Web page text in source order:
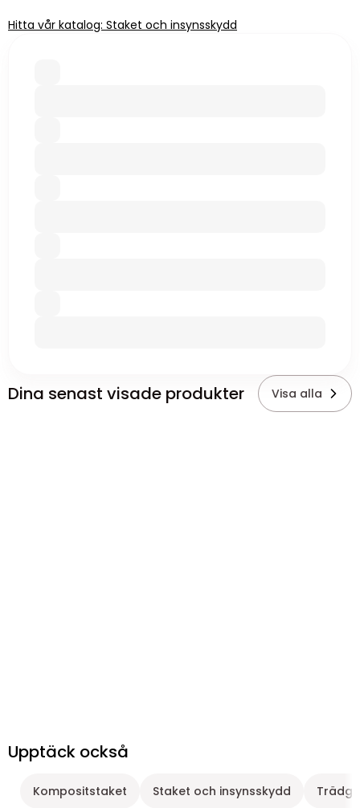
Hitta vår katalog: Staket och insynsskydd
Dina senast visade produkter Visa alla
Upptäck också
Kompositstaket Staket och insynsskydd